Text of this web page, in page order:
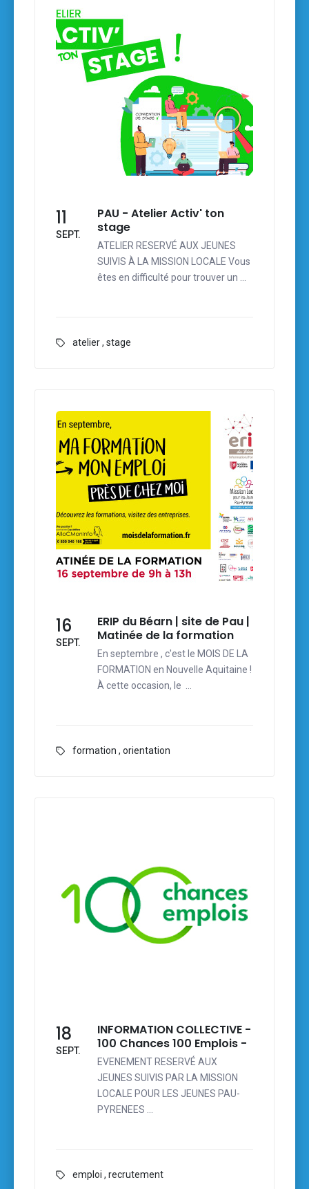
11
SEPT.
PAU - Atelier Activ' ton
stage
ATELIER RESERVÉ AUX JEUNES
SUIVIS À LA MISSION LOCALE Vous
êtes en difficulté pour trouver un …
atelier, stage
16
SEPT.
ERIP du Béarn | site de Pau |
Matinée de la formation
En septembre , c'est le MOIS DE LA
FORMATION en Nouvelle Aquitaine !
À cette occasion, le …
formation , orientation
18
SEPT.
INFORMATION COLLECTIVE -
100 Chances 100 Emplois -
EVENEMENT RESERVÉ AUX
JEUNES SUIVIS PAR LA MISSION
LOCALE POUR LES JEUNES PAU-
PYRENEES …
emploi , recrutement